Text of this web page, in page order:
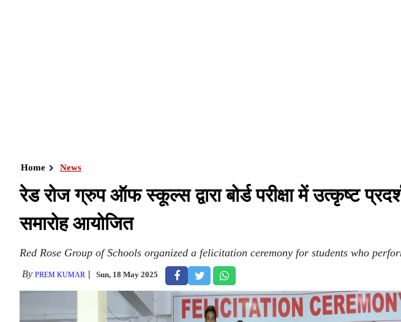
Home News
रेड रोज ग्रुप ऑफ स्कूल्स द्वारा बोर्ड परीक्षा में उत्कृष्ट
समारोह आयोजित
Red Rose Group of Schools organized a felicitation ceremony for students who
By PREM KUMAR Sun, 18 May 2025